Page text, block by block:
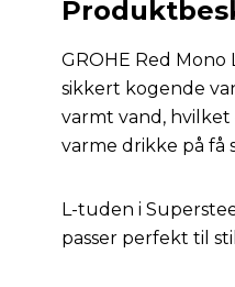
GROHE Red
sikkert kogende
varmt vand,
varme drikke på få
L-tuden i
passer perfekt til